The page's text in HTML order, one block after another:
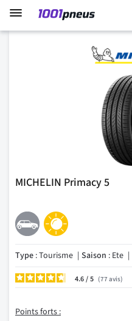
MICHELIN Primacy 5
Type : Tourisme Saison : Ete
4.6/ 77 avis
Points forts :